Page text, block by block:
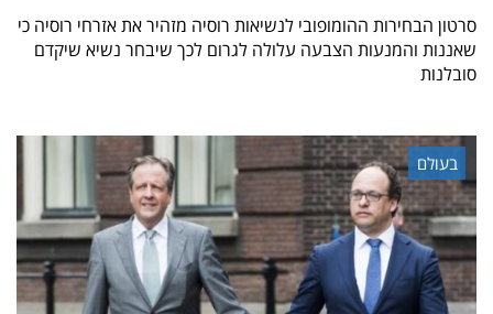
סרטון הבחירות ההומופובי לנשיאות רוסיה מזהיר את אזרחי רוסיה כי
שאננות והמנעות הצבעה עלולה לגרום לכך שיבחר נשיא שיקדם
סובלנות
בעולם